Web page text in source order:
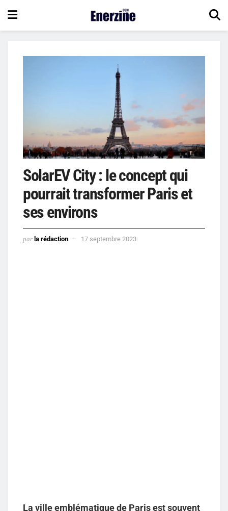
SolarEV City : le concept qui
pourrait transformer Paris et
ses environs
par la rédaction 17 septembre 2023
La ville emblématique de Paris est souvent